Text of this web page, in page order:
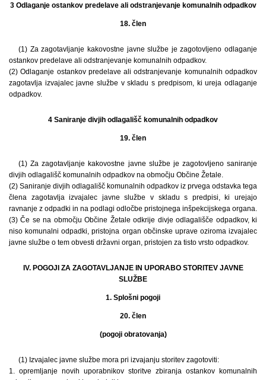
3 Odlaganje ostankov predelave ali odstranjevanje komunalnih odpadkov
18. člen
(1) Za zagotavljanje kakovostne javne službe je zagotovljeno odlaganje
ostankov predelave ali odstranjevanje komunalnih odpadkov.
(2) Odlaganje ostankov predelave ali odstranjevanje komunalnih odpadkov
zagotavlja izvajalec javne službe v skladu s predpisom, ki ureja odlaganje
odpadkov.
4 Saniranje divjih odlagališč komunalnih odpadkov
19. člen
(1) Za zagotavljanje kakovostne javne službe je zagotovljeno saniranje
divjih odlagališč komunalnih odpadkov na območju Občine Žetale.
(2) Saniranje divjih odlagališč komunalnih odpadkov iz prvega odstavka tega
člena zagotavlja izvajalec javne službe v skladu s predpisi, ki urejajo
ravnanje z odpadki in na podlagi odločbe pristojnega inšpekcijskega organa.
(3) Če se na območju Občine Žetale odkrije divje odlagališče odpadkov, ki
niso komunalni odpadki, pristojna organ občinske uprave oziroma izvajalec
javne službe o tem obvesti državni organ, pristojen za tisto vrsto odpadkov.
IV. POGOJI ZA ZAGOTAVLJANJE IN UPORABO STORITEV JAVNE
SLUŽBE
1. Splošni pogoji
20. člen
(pogoji obratovanja)
(1) Izvajalec javne službe mora pri izvajanju storitev zagotoviti:
1. opremljanje novih uporabnikov storitve zbiranja ostankov komunalnih